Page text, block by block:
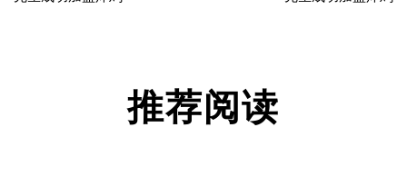
推荐阅读